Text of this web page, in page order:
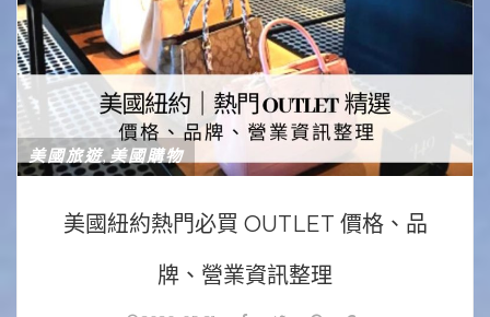
美國旅遊, 美國購物
美國紐約熱門必買 OUTLET 價格、品
牌、營業資訊整理